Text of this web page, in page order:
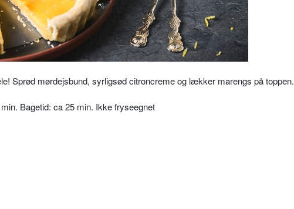
Sprød mørdejsbund, syrligsød citroncreme og lækker marengs på toppen.
Bagetid: ca 25 min. Ikke fryseegnet